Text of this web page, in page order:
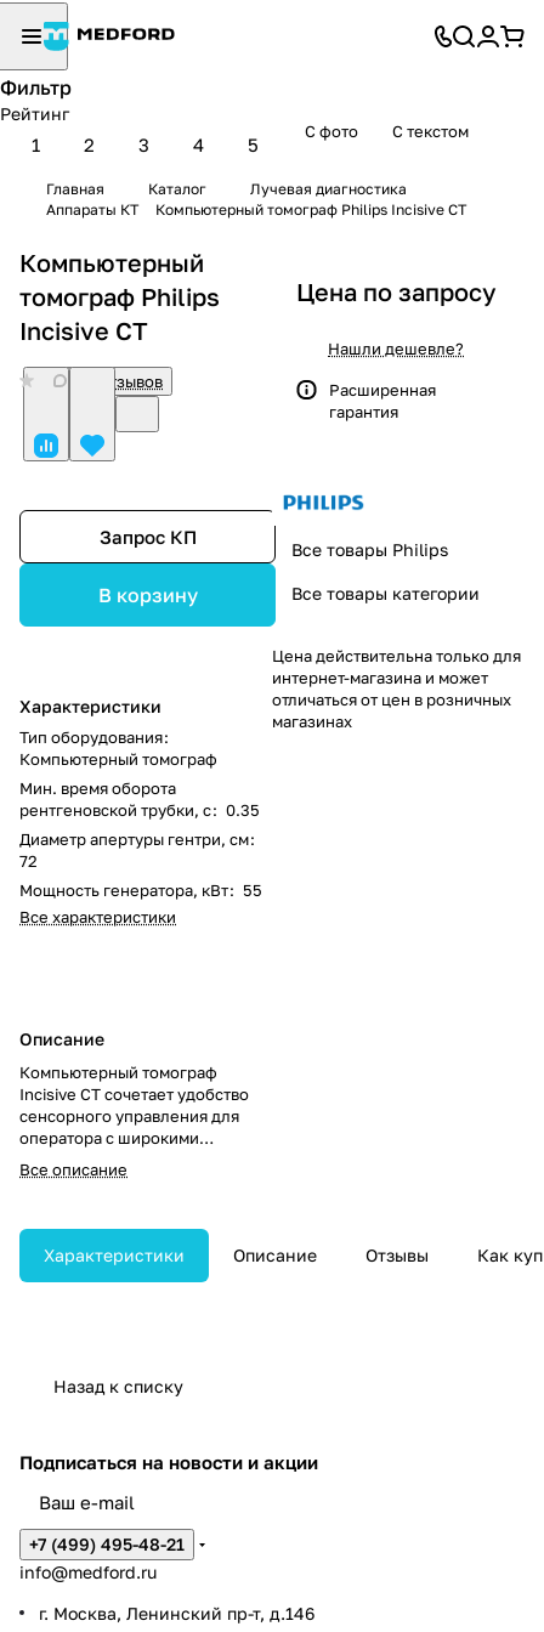
Фильтр
Рейтинг
1 2 3 4 5
С фото С текстом
Главная Каталог
Лучевая диагностика
Аппараты КТ
Компьютерный томограф Philips Incisive CT
Компьютерный
томограф Philips
Incisive CT
Нет отзывов
Запрос КП
В корзину
Характеристики
Тип оборудования:
Компьютерный томограф
Мин. время оборота
рентгеновской трубки, с: 0.35
Диаметр апертуры гентри, см:
72
Мощность генератора, кВт: 55
Все характеристики
Описание
Компьютерный томограф
Incisive CT сочетает удобство
сенсорного управления для
оператора с широкими
функциональными
возможностями системы,
на пациента и адаптивный
подход к выполнению
клинических исследований.
Все описание
Цена по запросу
Нашли дешевле?
Расширенная
гарантия
Все товары Philips
Все товары категории
Цена действительна только для
интернет-магазина и может
отличаться от цен в розничных
магазинах
Характеристики Описание Отзывы Как
Назад к списку
Подписаться на новости и акции
+7 (499) 495-48-21
info@medford.ru
г. Москва, Ленинский пр-т, д.146